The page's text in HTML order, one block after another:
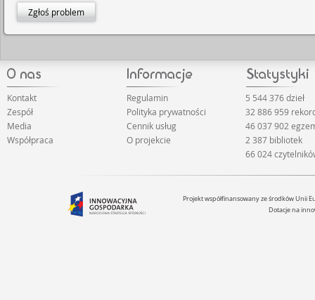
Zgłoś problem
Kontakt
Zespół
Media
Współpraca
Regulamin
Polityka prywatności
Cennik usług
O projekcie
5 544 376 dzieł
32 886 959
46 037 902
2 387 bibliotek
66 024
Projekt współfinansowany ze środków Unii
Dotacje na